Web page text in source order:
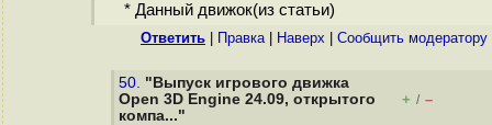
* Данный движок(из статьи)
Ответить Правка| Наверх Cообщить модератору
50. "Выпуск игрового движка
Open 3D Engine 24.09, открытого
компа..."
+ / –